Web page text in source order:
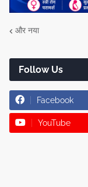
और नया
Follow Us
Facebook
YouTube